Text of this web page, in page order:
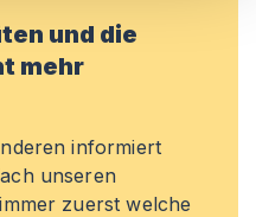
und die
mehr
informiert
unseren
zuerst welche